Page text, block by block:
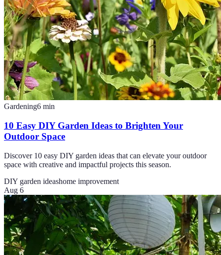
Gardening6 min
10 Easy DIY Garden Ideas to Brighten Your
Outdoor Space
Discover 10 easy DIY garden ideas that can elevate your outdoor
space with creative and impactful projects this season.
DIY garden ideashome improvement
Aug 6